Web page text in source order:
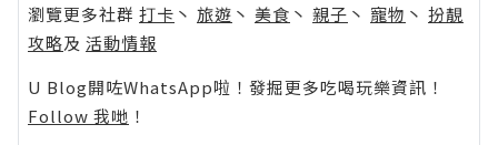
瀏覽更多社群 打卡 丶 旅遊 丶 美食 丶 親子 丶 寵物 丶 扮靚
攻略及 活動情報
U Blog開咗WhatsApp啦！發掘更多吃喝玩樂資訊！
Follow 我哋 ！